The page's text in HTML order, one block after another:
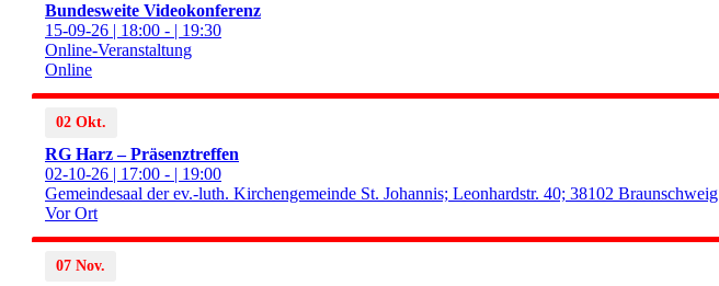
Bundesweite Videokonferenz
15-09-26 | 18:00 - | 19:30
Online-Veranstaltung
Online
02 Okt.
RG Harz – Präsenztreffen
02-10-26 | 17:00 - | 19:00
Gemeindesaal der ev.-luth. Kirchengemeinde St. Johannis; Leonhardstr. 40; 38102 Braunschweig
Vor Ort
07 Nov.